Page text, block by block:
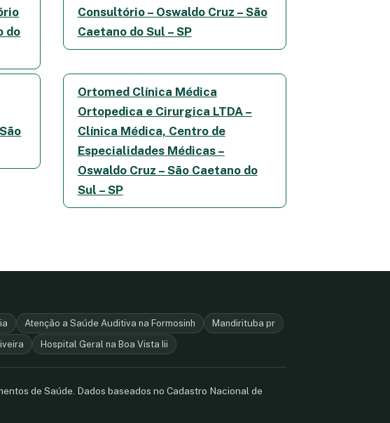
do
Consultório – Oswaldo Cruz – São
Caetano do Sul – SP
Ortomed Clínica Médica
Ortopedica e Cirurgica LTDA –
Clínica Médica, Centro de
Especialidades Médicas –
Oswaldo Cruz – São Caetano do
Sul – SP
Atenção a Saúde Auditiva na Formosinh
Mandirituba pr
Hospital Geral na Boa Vista Iii
de Saúde. Dados baseados no Cadastro Nacional de